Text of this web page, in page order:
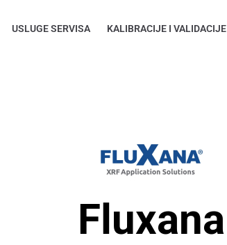
USLUGE SERVISA KALIBRACIJE I VALIDACIJE
Fluxana